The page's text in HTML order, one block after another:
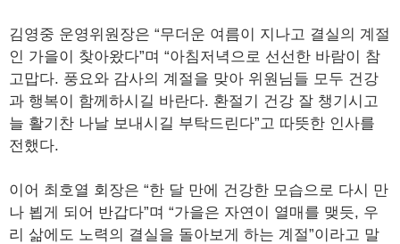
김영중 운영위원장은 “무더운 여름이 지나고 결실의 계절
인 가을이 찾아왔다”며 “아침저녁으로 선선한 바람이 참
고맙다. 풍요와 감사의 계절을 맞아 위원님들 모두 건강
과 행복이 함께하시길 바란다. 환절기 건강 잘 챙기시고
늘 활기찬 나날 보내시길 부탁드린다”고 따뜻한 인사를
전했다.
이어 최호열 회장은 “한 달 만에 건강한 모습으로 다시 만
나 뵙게 되어 반갑다”며 “가을은 자연이 열매를 맺듯, 우
리 삶에도 노력의 결실을 돌아보게 하는 계절”이라고 말